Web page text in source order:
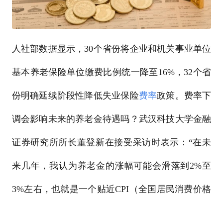
人社部数据显示，30个省份将企业和机关事业单位
基本养老保险单位缴费比例统一降至16%，32个省
份明确延续阶段性降低失业保险费率政策。费率下
调会影响未来的养老金待遇吗？武汉科技大学金融
证券研究所所长董登新在接受采访时表示：“在未
来几年，我认为养老金的涨幅可能会滑落到2%至
3%左右，也就是一个贴近CPI（全国居民消费价格